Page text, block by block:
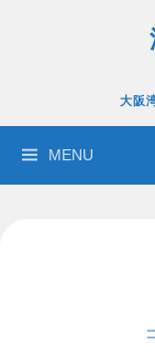
ツ
大阪
MENU